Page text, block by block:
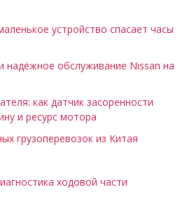
устройство спасает часы
надёжное обслуживание Nissan на
как датчик засоренности
и ресурс мотора
грузоперевозок из Китая
ходовой части